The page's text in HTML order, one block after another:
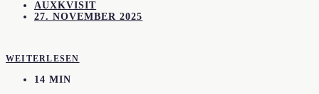
AUXKVISIT
27. NOVEMBER 2025
WEITERLESEN
14 MIN